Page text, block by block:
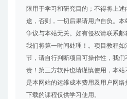
限用于学习和研究目的；不得将上
途，否则，一切后果请用户自负。
争议与本站无关。如有侵权请联系
我们将第一时间处理！。项目教程
节，请自行判断项目可操作性，我
责！第三方软件也请谨慎使用，本
是本网站的运维成本费用及用户网络
下载的课程仅供学习使用。